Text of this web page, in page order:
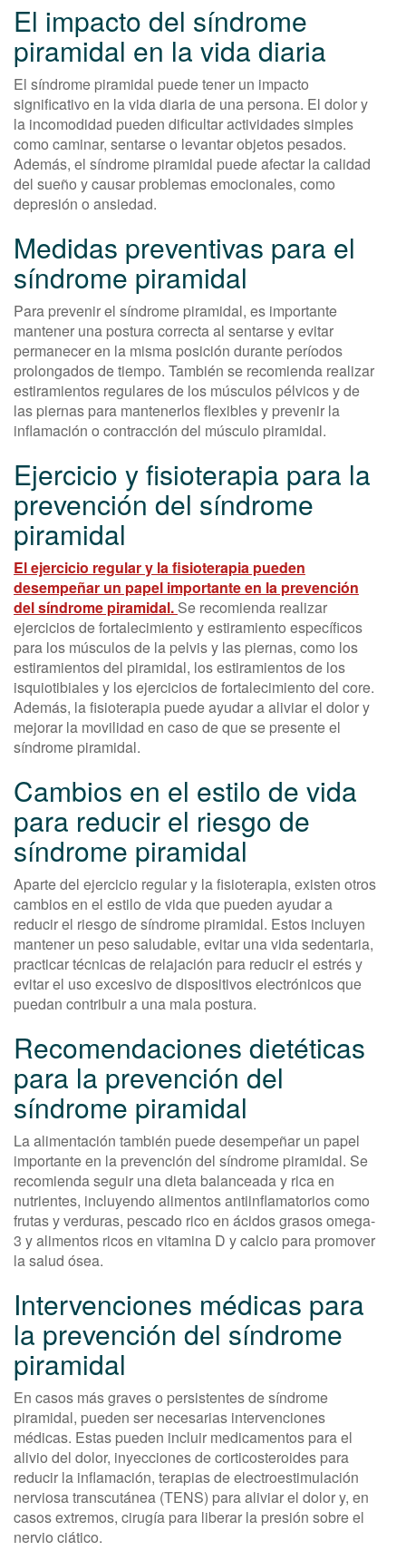
El impacto del síndrome
piramidal en la vida diaria
El síndrome piramidal puede tener un impacto
significativo en la vida diaria de una persona. El dolor y
la incomodidad pueden dificultar actividades simples
como caminar, sentarse o levantar objetos pesados.
Además, el síndrome piramidal puede afectar la calidad
del sueño y causar problemas emocionales, como
depresión o ansiedad.
Medidas preventivas para el
síndrome piramidal
Para prevenir el síndrome piramidal, es importante
mantener una postura correcta al sentarse y evitar
permanecer en la misma posición durante períodos
prolongados de tiempo. También se recomienda realizar
estiramientos regulares de los músculos pélvicos y de
las piernas para mantenerlos flexibles y prevenir la
inflamación o contracción del músculo piramidal.
Ejercicio y fisioterapia para la
prevención del síndrome
piramidal
El ejercicio regular y la fisioterapia pueden
desempeñar un papel importante en la prevención
del síndrome piramidal. Se recomienda realizar
ejercicios de fortalecimiento y estiramiento específicos
para los músculos de la pelvis y las piernas, como los
estiramientos del piramidal, los estiramientos de los
isquiotibiales y los ejercicios de fortalecimiento del core.
Además, la fisioterapia puede ayudar a aliviar el dolor y
mejorar la movilidad en caso de que se presente el
síndrome piramidal.
Cambios en el estilo de vida
para reducir el riesgo de
síndrome piramidal
Aparte del ejercicio regular y la fisioterapia, existen otros
cambios en el estilo de vida que pueden ayudar a
reducir el riesgo de síndrome piramidal. Estos incluyen
mantener un peso saludable, evitar una vida sedentaria,
practicar técnicas de relajación para reducir el estrés y
evitar el uso excesivo de dispositivos electrónicos que
puedan contribuir a una mala postura.
Recomendaciones dietéticas
para la prevención del
síndrome piramidal
La alimentación también puede desempeñar un papel
importante en la prevención del síndrome piramidal. Se
recomienda seguir una dieta balanceada y rica en
nutrientes, incluyendo alimentos antiinflamatorios como
frutas y verduras, pescado rico en ácidos grasos omega-
3 y alimentos ricos en vitamina D y calcio para promover
la salud ósea.
Intervenciones médicas para
la prevención del síndrome
piramidal
En casos más graves o persistentes de síndrome
piramidal, pueden ser necesarias intervenciones
médicas. Estas pueden incluir medicamentos para el
alivio del dolor, inyecciones de corticosteroides para
reducir la inflamación, terapias de electroestimulación
nerviosa transcutánea (TENS) para aliviar el dolor y, en
casos extremos, cirugía para liberar la presión sobre el
nervio ciático.